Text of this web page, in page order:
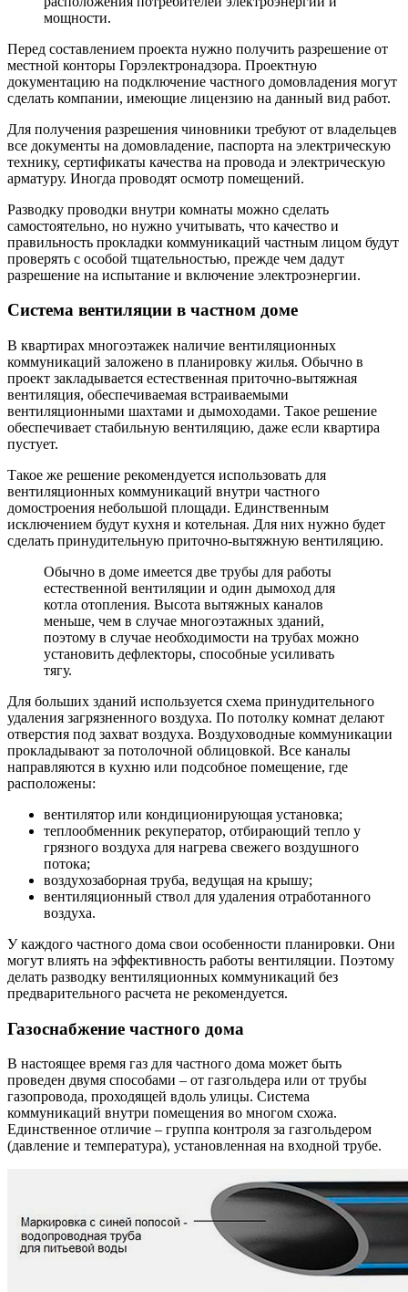
мощности.
Перед составлением проекта нужно получить разрешение от
местной конторы Горэлектронадзора. Проектную
документацию на подключение частного домовладения могут
сделать компании, имеющие лицензию на данный вид работ.
Для получения разрешения чиновники требуют от владельцев
все документы на домовладение, паспорта на электрическую
технику, сертификаты качества на провода и электрическую
арматуру. Иногда проводят осмотр помещений.
Разводку проводки внутри комнаты можно сделать
самостоятельно, но нужно учитывать, что качество и
правильность прокладки коммуникаций частным лицом будут
проверять с особой тщательностью, прежде чем дадут
разрешение на испытание и включение электроэнергии.
Система вентиляции в частном доме
В квартирах многоэтажек наличие вентиляционных
коммуникаций заложено в планировку жилья. Обычно в
проект закладывается естественная приточно-вытяжная
вентиляция, обеспечиваемая встраиваемыми
вентиляционными шахтами и дымоходами. Такое решение
обеспечивает стабильную вентиляцию, даже если квартира
пустует.
Такое же решение рекомендуется использовать для
вентиляционных коммуникаций внутри частного
домостроения небольшой площади. Единственным
исключением будут кухня и котельная. Для них нужно будет
сделать принудительную приточно-вытяжную вентиляцию.
Обычно в доме имеется две трубы для работы
естественной вентиляции и один дымоход для
котла отопления. Высота вытяжных каналов
меньше, чем в случае многоэтажных зданий,
поэтому в случае необходимости на трубах можно
установить дефлекторы, способные усиливать
тягу.
Для больших зданий используется схема принудительного
удаления загрязненного воздуха. По потолку комнат делают
отверстия под захват воздуха. Воздуховодные коммуникации
прокладывают за потолочной облицовкой. Все каналы
направляются в кухню или подсобное помещение, где
расположены:
вентилятор или кондиционирующая установка;
теплообменник рекуператор, отбирающий тепло у
грязного воздуха для нагрева свежего воздушного
потока;
воздухозаборная труба, ведущая на крышу;
вентиляционный ствол для удаления отработанного
воздуха.
У каждого частного дома свои особенности планировки. Они
могут влиять на эффективность работы вентиляции. Поэтому
делать разводку вентиляционных коммуникаций без
предварительного расчета не рекомендуется.
Газоснабжение частного дома
В настоящее время газ для частного дома может быть
проведен двумя способами – от газгольдера или от трубы
газопровода, проходящей вдоль улицы. Система
коммуникаций внутри помещения во многом схожа.
Единственное отличие – группа контроля за газгольдером
(давление и температура), установленная на входной трубе.